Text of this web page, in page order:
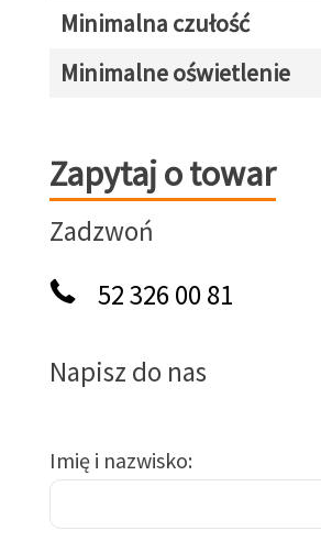
Minimalna czułość
Minimalne oświetlenie
Zapytaj o towar
Zapytaj o towar
Zadzwoń
52 326 00 81
Napisz do nas
Imię i nazwisko